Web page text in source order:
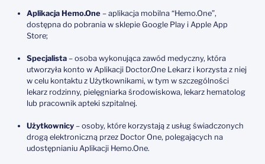
Aplikacja Hemo.One– aplikacja mobilna “Hemo.One”,
dostępna do pobrania w sklepie Google Play i Apple App
Store;
Specjalista – osoba wykonująca zawód medyczny, która
utworzyła konto w Aplikacji Doctor.One Lekarz i korzysta z niej
w celu kontaktu z Użytkownikami, w tym w szczególności
lekarz rodzinny, pielęgniarka środowiskowa, lekarz hematolog
lub pracownik apteki szpitalnej.
Użytkownicy – osoby, które korzystają z usług świadczonych
drogą elektroniczną przez Doctor One, polegających na
udostępnianiu Aplikacji Hemo.One.